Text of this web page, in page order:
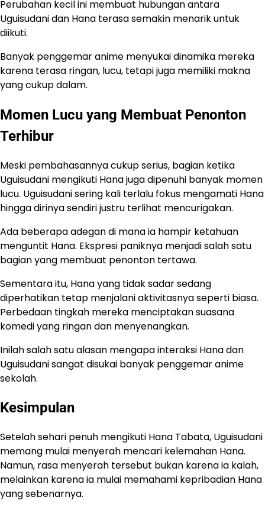
Perubahan kecil ini membuat hubungan antara
Uguisudani dan Hana terasa semakin menarik untuk
diikuti.
Banyak penggemar anime menyukai dinamika mereka
karena terasa ringan, lucu, tetapi juga memiliki makna
yang cukup dalam.
Momen Lucu yang Membuat Penonton
Terhibur
Meski pembahasannya cukup serius, bagian ketika
Uguisudani mengikuti Hana juga dipenuhi banyak momen
lucu. Uguisudani sering kali terlalu fokus mengamati Hana
hingga dirinya sendiri justru terlihat mencurigakan.
Ada beberapa adegan di mana ia hampir ketahuan
menguntit Hana. Ekspresi paniknya menjadi salah satu
bagian yang membuat penonton tertawa.
Sementara itu, Hana yang tidak sadar sedang
diperhatikan tetap menjalani aktivitasnya seperti biasa.
Perbedaan tingkah mereka menciptakan suasana
komedi yang ringan dan menyenangkan.
Inilah salah satu alasan mengapa interaksi Hana dan
Uguisudani sangat disukai banyak penggemar anime
sekolah.
Kesimpulan
Setelah sehari penuh mengikuti Hana Tabata, Uguisudani
memang mulai menyerah mencari kelemahan Hana.
Namun, rasa menyerah tersebut bukan karena ia kalah,
melainkan karena ia mulai memahami kepribadian Hana
yang sebenarnya.